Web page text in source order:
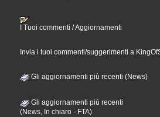
I Tuoi commenti / Aggiornamenti
Invia i tuoi commenti/suggerimenti a
Gli aggiornamenti più recenti (News)
Gli aggiornamenti più recenti
(News, In chiaro - FTA)